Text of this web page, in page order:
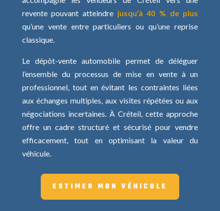
revente pouvant atteindre jusqu’à 40 % de plus
qu’une vente entre particuliers ou qu’une reprise
classique.
Le dépôt-vente automobile permet de déléguer
l’ensemble du processus de mise en vente à un
professionnel, tout en évitant les contraintes liées
aux échanges multiples, aux visites répétées ou aux
négociations incertaines. À Créteil, cette approche
offre un cadre structuré et sécurisé pour vendre
efficacement, tout en optimisant la valeur du
véhicule.
ESTIMER MON VÉHICULE